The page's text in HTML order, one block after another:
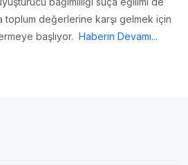
toplum değerlerine karşı gelmek için
başlıyor. Haberin Devamı...